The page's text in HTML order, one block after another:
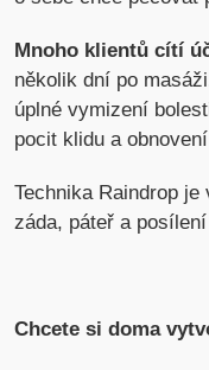
Mnoho klientů cítí
několik dní po
úplné vymizení
pocit klidu a
Technika Raindrop
záda, páteř a
Chcete si doma